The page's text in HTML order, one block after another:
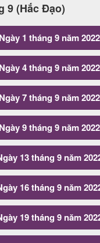
9 (Hắc Đạo)
Ngày 1 tháng 9 năm 2022
Ngày 4 tháng 9 năm 2022
Ngày 7 tháng 9 năm 2022
Ngày 9 tháng 9 năm 2022
13 tháng 9 năm
16 tháng 9 năm
19 tháng 9 năm